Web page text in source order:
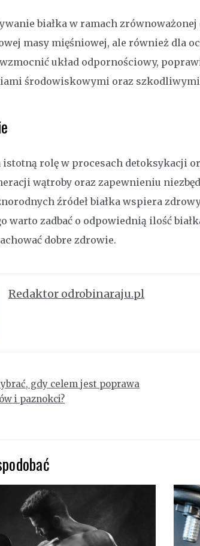
białka w ramach
masy mięśniowej, ale również dla
układ odpornościowy,
środowiskowymi oraz
istotną rolę w procesach detoksykacji
wątroby oraz zapewnieniu
źródeł białka wspiera
warto zadbać o odpowiednią ilość
dobre zdrowie.
Redaktor odrobinaraju.pl
gdy celem jest poprawa
i paznokci?